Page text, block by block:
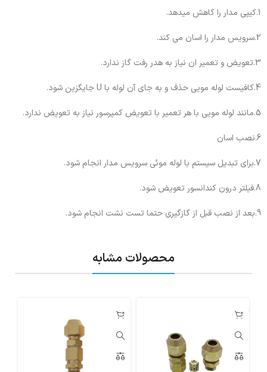
1.کیپی مدار را کاهش میدهد.
2.سرویس مدار را اسان می کند.
3.تعویض و تعمیر ان نیاز به هدر رفت گاز ندارد.
4.کافیست لوله مویی حذف و به جای آن لوله با U جایگزین شود.
5.مانند لوله مویی با هر تعمیر با تعویض کمپرسور نیاز به تعویض ندارد.
6.نصب اسان
7.برای تبدیل سیستم با لوله موئی سرویس مدار انجام شود.
8.فیلتر درون کندانسور تعویض شود.
9.بعد از نصب قبل از گازگیری حتما تست نشت انجام شود.
محصولات مشابه